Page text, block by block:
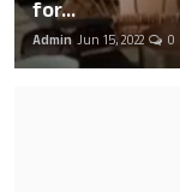
for...
Admin Jun 15, 2022 0